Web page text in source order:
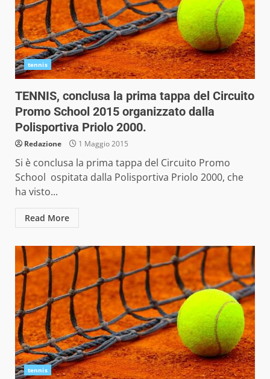
tennis
TENNIS, conclusa la prima tappa del Circuito
Promo School 2015 organizzato dalla
Polisportiva Priolo 2000.
Redazione 1 Maggio 2015
Si è conclusa la prima tappa del Circuito Promo
School ospitata dalla Polisportiva Priolo 2000, che
ha visto...
Read More
tennis